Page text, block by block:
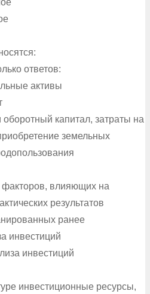
ответов:
активы
капитал, затраты на
земельных
влияющих на
результатов
ранее
инвестиций
инвестиций
инвестиционные ресурсы,